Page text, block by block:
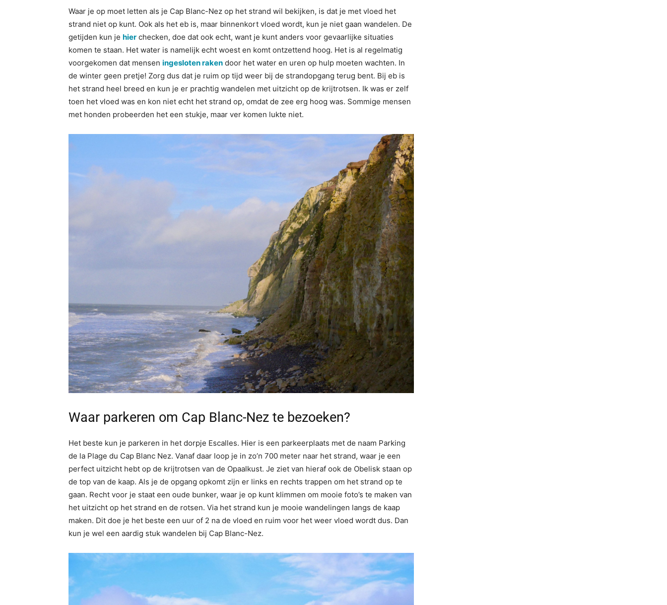
Waar je op moet letten als je Cap Blanc-Nez op het strand wil bekijken, is dat je met vloed het
strand niet op kunt. Ook als het eb is, maar binnenkort vloed wordt, kun je niet gaan wandelen. De
getijden kun je hier checken, doe dat ook echt, want je kunt anders voor gevaarlijke situaties
komen te staan. Het water is namelijk echt woest en komt ontzettend hoog. Het is al regelmatig
voorgekomen dat mensen ingesloten raken door het water en uren op hulp moeten wachten. In
de winter geen pretje! Zorg dus dat je ruim op tijd weer bij de strandopgang terug bent. Bij eb is
het strand heel breed en kun je er prachtig wandelen met uitzicht op de krijtrotsen. Ik was er zelf
toen het vloed was en kon niet echt het strand op, omdat de zee erg hoog was. Sommige mensen
met honden probeerden het een stukje, maar ver komen lukte niet.
Waar parkeren om Cap Blanc-Nez te bezoeken?
Het beste kun je parkeren in het dorpje Escalles. Hier is een parkeerplaats met de naam Parking
de la Plage du Cap Blanc Nez. Vanaf daar loop je in zo’n 700 meter naar het strand, waar je een
perfect uitzicht hebt op de krijtrotsen van de Opaalkust. Je ziet van hieraf ook de Obelisk staan op
de top van de kaap. Als je de opgang opkomt zijn er links en rechts trappen om het strand op te
gaan. Recht voor je staat een oude bunker, waar je op kunt klimmen om mooie foto’s te maken van
het uitzicht op het strand en de rotsen. Via het strand kun je mooie wandelingen langs de kaap
maken. Dit doe je het beste een uur of 2 na de vloed en ruim voor het weer vloed wordt dus. Dan
kun je wel een aardig stuk wandelen bij Cap Blanc-Nez.